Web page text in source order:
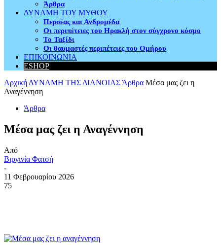
Άρθρα
ΔΥΝΑΜΗ ΤΟΥ ΜΥΘΟΥ
Περσέας και Ανδρομέδα
Οι περιπέτειες του Ηρακλή στον σύγχρονο κόσμο
Το Ταξίδι
Οι θαυμαστές περιπέτειες του Ομήρου
ΕΠΙΚΟΙΝΩΝΙΑ
ESHOP
Αρχική ΔΥΝΑΜΗ ΤΗΣ ΔΙΑΝΟΙΑΣ Άρθρα Μέσα μας ζει η
Αναγέννηση
Άρθρα
Μέσα μας ζει η Αναγέννηση
Από
Βιργινία Φατσή
-
11 Φεβρουαρίου 2026
75